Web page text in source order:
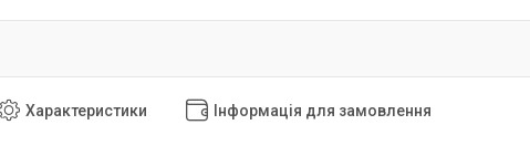
Характеристики Інформація для замовлення